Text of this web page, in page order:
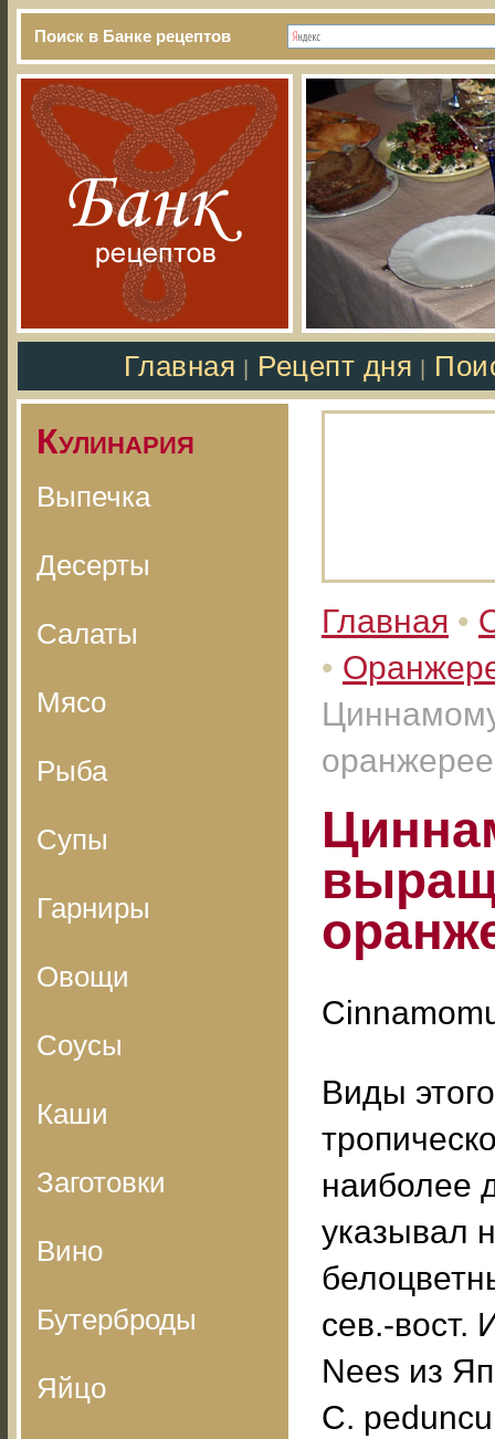
Поиск в Банке рецептов
Главная Рецепт дня
Кулинария
Выпечка
Десерты
Салаты
Мясо
Рыба
Супы
Гарниры
Овощи
Соусы
Каши
Заготовки
Вино
Бутерброды
Яйцо
Главная •
•
оранжерее
Виды
наиболее
указывал
сев.-вост.
Nees из
С.